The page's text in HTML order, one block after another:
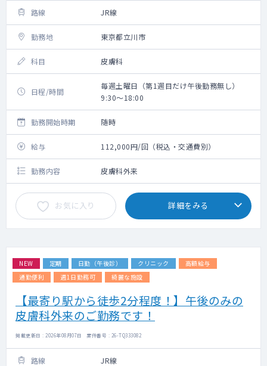
路線 JR線
勤務地 東京都立川市
科目 皮膚科
日程/時間
毎週土曜日（第1週目だけ午後勤務無し）
9:30～18:00
勤務開始時期 随時
給与 112,000円/回（税込・交通費別）
勤務内容 皮膚科外来
お気に入り 詳細をみる
NEW 定期 日勤（午後診） クリニック
高額給与
通勤便利
週1日勤務可 綺麗な施設
【最寄り駅から徒歩2分程度！】午後のみの
皮膚科外来のご勤務です！
掲載更新日 : 2026年08月07日 案件番号 : 26-TQ333082
路線 JR線